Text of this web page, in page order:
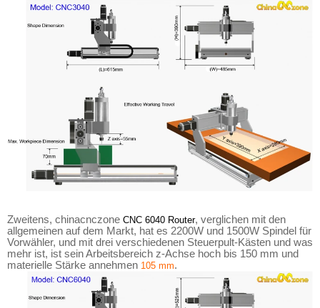
Zweitens, chinacnczone CNC 6040 Router, verglichen mit den
allgemeinen auf dem Markt, hat es 2200W und 1500W Spindel für
Vorwähler, und mit drei verschiedenen Steuerpult-Kästen und was
mehr ist, ist sein Arbeitsbereich z-Achse hoch bis 150 mm und
materielle Stärke annehmen 105 mm.